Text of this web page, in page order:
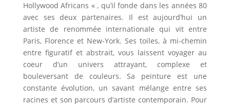
Hollywood Africans « , qu’il fonde dans les années 80
avec ses deux partenaires. Il est aujourd’hui un
artiste de renommée internationale qui vit entre
Paris, Florence et New-York. Ses toiles, à mi-chemin
entre figuratif et abstrait, vous laissent voyager au
coeur d’un univers attrayant, complexe et
bouleversant de couleurs. Sa peinture est une
constante évolution, un savant mélange entre ses
racines et son parcours d’artiste contemporain. Pour